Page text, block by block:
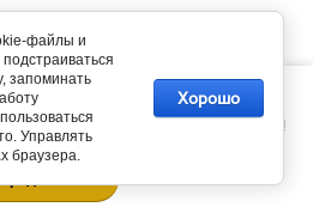
соглашение
персональных данных
сайта
и метаданные, чтобы сайт работал
пользоваться ресурсом, вы
в соответствии с нашейПолитикой
файлы и
запоминать
Управлять
браузера.
Хорошо